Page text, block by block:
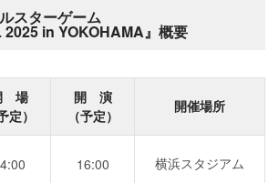
スターゲーム
in YOKOHAMA』概要
場
定）
開 演
（予定）
開催場所
16:00 横浜スタジアム